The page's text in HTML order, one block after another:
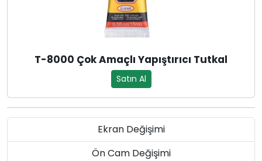
T-8000 Çok Amaçlı Yapıştırıcı Tutkal
Satın Al
Ekran Değişimi
Ön Cam Değişimi